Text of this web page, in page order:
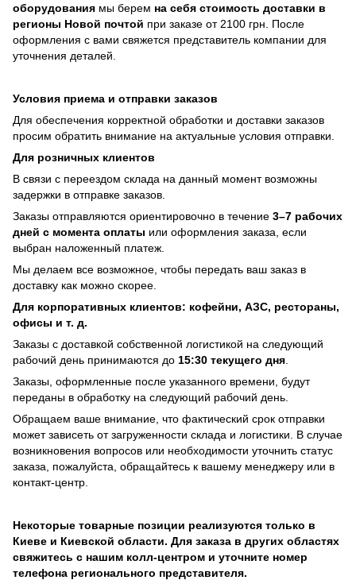
оборудования мы берем на себя стоимость доставки в
регионы Новой почтой при заказе от 2100 грн. После
оформления с вами свяжется представитель компании для
уточнения деталей.
Условия приема и отправки заказов
Для обеспечения корректной обработки и доставки заказов
просим обратить внимание на актуальные условия отправки.
Для розничных клиентов
В связи с переездом склада на данный момент возможны
задержки в отправке заказов.
Заказы отправляются ориентировочно в течение 3–7 рабочих
дней с момента оплаты или оформления заказа, если
выбран наложенный платеж.
Мы делаем все возможное, чтобы передать ваш заказ в
доставку как можно скорее.
Для корпоративных клиентов: кофейни, АЗС, рестораны,
офисы и т. д.
Заказы с доставкой собственной логистикой на следующий
рабочий день принимаются до 15:30 текущего дня
Заказы, оформленные после указанного времени, будут
переданы в обработку на следующий рабочий день.
Обращаем ваше внимание, что фактический срок отправки
может зависеть от загруженности склада и логистики. В случае
возникновения вопросов или необходимости уточнить статус
заказа, пожалуйста, обращайтесь к вашему менеджеру или в
контакт-центр.
Некоторые товарные позиции реализуются только в
Киеве и Киевской области. Для заказа в других областях
свяжитесь с нашим колл-центром и уточните номер
телефона регионального представителя.